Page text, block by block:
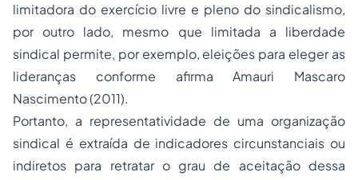
limitadora do exercício livre e pleno do sindicalismo,
por outro lado, mesmo que limitada a liberdade
sindical permite, por exemplo, eleições para eleger as
lideranças conforme afirma Amauri Mascaro
Nascimento (2011).
Portanto, a representatividade de uma organização
sindical é extraída de indicadores circunstanciais ou
indiretos para retratar o grau de aceitação dessa